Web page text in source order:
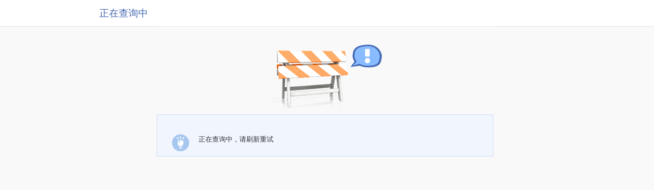
正在查询中
正在查询中，请刷新重试